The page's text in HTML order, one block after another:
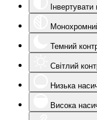
Темний
Світлий
Низька
Висока